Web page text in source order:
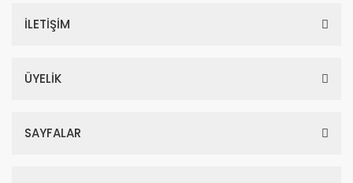
İLETİŞİM
ÜYELİK
SAYFALAR